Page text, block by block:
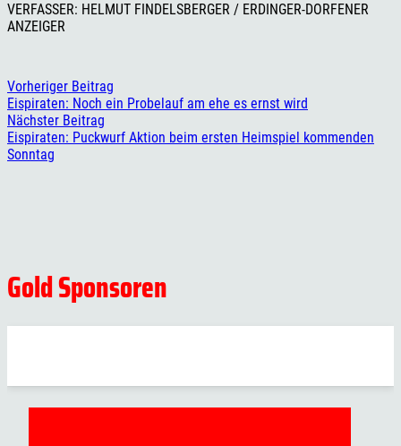
VERFASSER: HELMUT FINDELSBERGER / ERDINGER-DORFENER
ANZEIGER
Vorheriger Beitrag
Eispiraten: Noch ein Probelauf am ehe es ernst wird
Nächster Beitrag
Eispiraten: Puckwurf Aktion beim ersten Heimspiel kommenden
Sonntag
Gold Sponsoren